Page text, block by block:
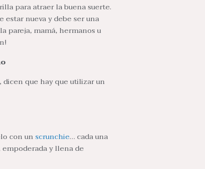
para atraer la buena suerte.
estar nueva y debe ser una
pareja, mamá, hermanos u
que hay que utilizar un
con unscrunchie… cada una
y llena de